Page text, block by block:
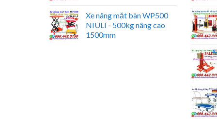
Xe nâng mặt bàn WP500
NIULI - 500kg nâng cao
1500mm